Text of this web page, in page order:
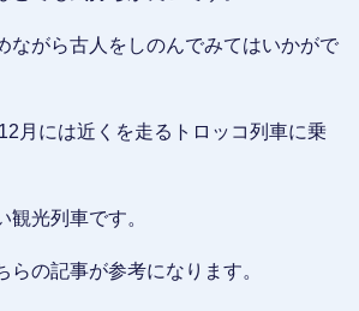
ながら古人をしのんでみてはいかがで
月には近くを走るトロッコ列車に乗
観光列車です。
らの記事が参考になります。